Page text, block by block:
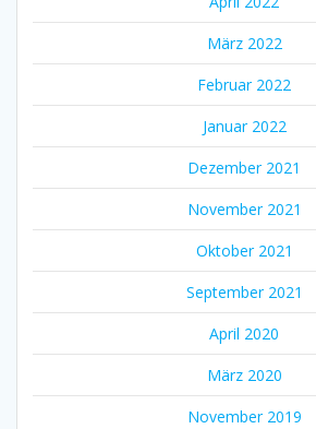
März 2022
Februar 2022
Januar 2022
Dezember 2021
November 2021
Oktober 2021
September 2021
April 2020
März 2020
November 2019